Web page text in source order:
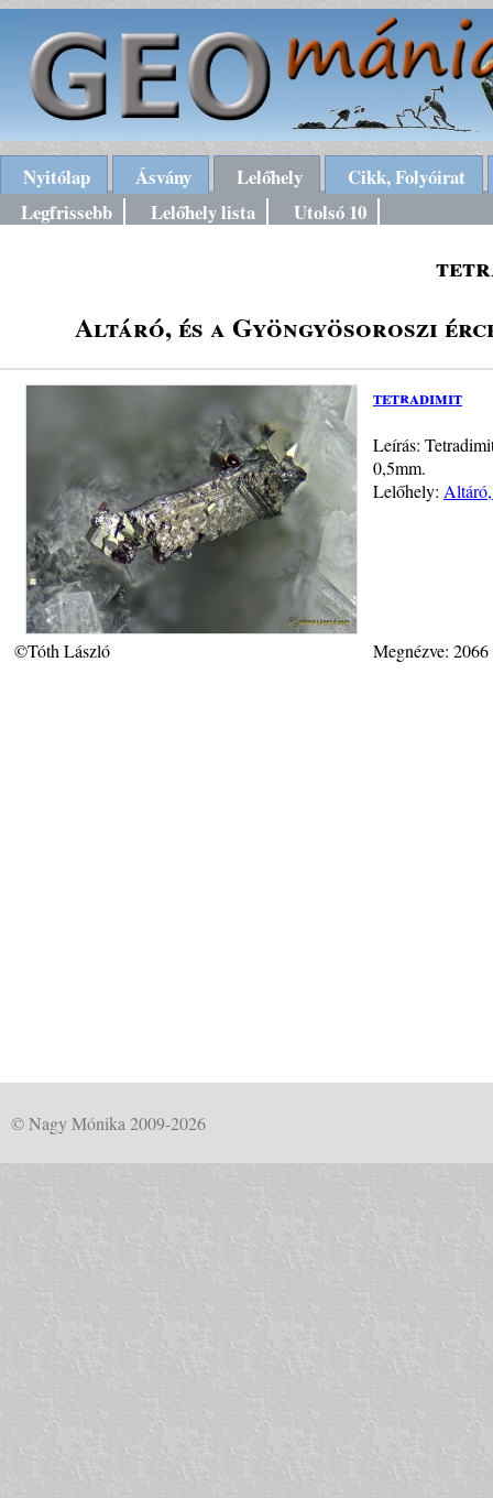
Nyitólap Ásvány Lelőhely
Cikk, Folyóirat
Legfrissebb
Lelőhely lista Utolsó 10
Altáró, és a Gyöngyösoroszi
tetradimit
Leírás:
0,5mm.
Lelőhely:
©Tóth László Megnézve:
© Nagy Mónika 2009-2026